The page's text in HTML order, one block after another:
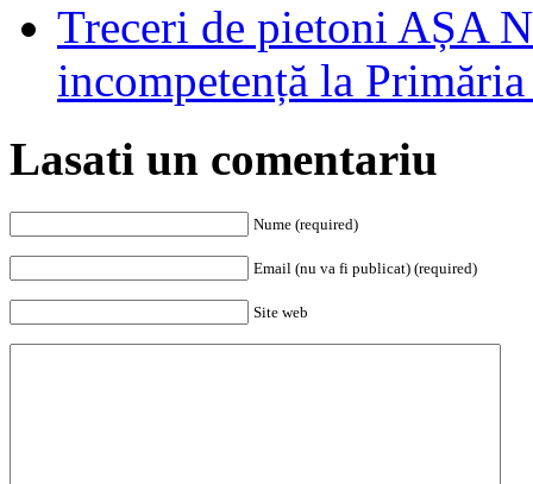
Treceri de pietoni AȘA
incompetență la
Lasati un comentariu
Nume (required)
Email (nu va fi publicat) (required)
Site web